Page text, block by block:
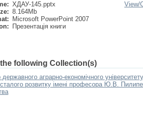
ХДАУ-145.pptx
8.164Mb
Microsoft PowerPoint 2007
Презентація книги
View/
following Collection(s)
державного аграрно-економічного університету
розвитку імені професора Ю.В.